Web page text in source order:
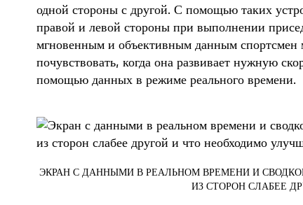
одной стороны с другой. С помощью таких
правой и левой стороны при выполнении
мгновенным и объективным данным спортсмен
почувствовать, когда она развивает нужную
помощью данных в режиме реального времени.
ЭКРАН С ДАННЫМИ В РЕАЛЬНОМ ВРЕМЕНИ И
ИЗ СТОРОН СЛАБЕЕ